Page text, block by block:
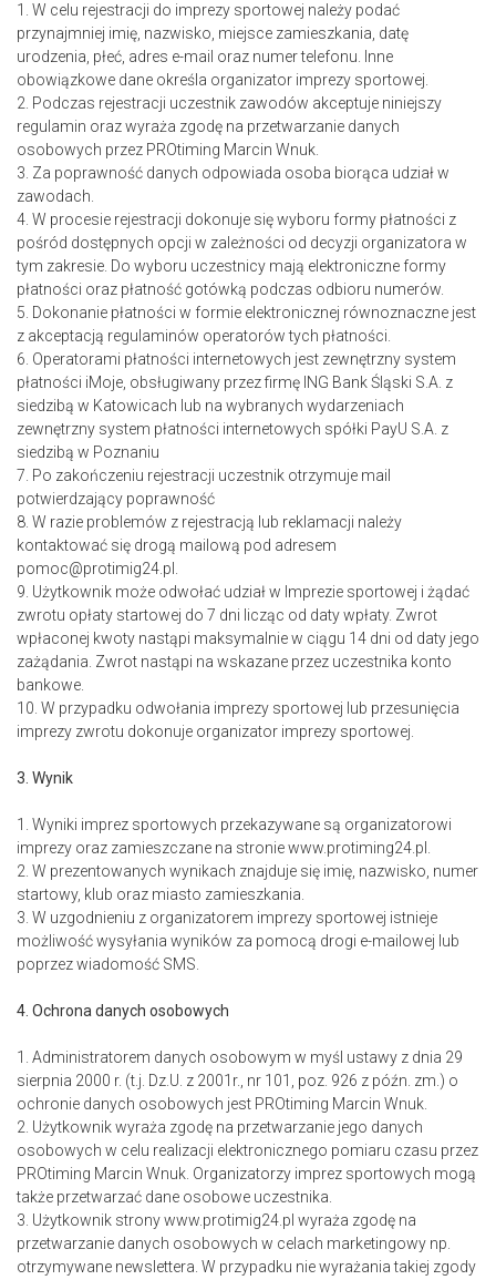
1. W celu rejestracji do imprezy sportowej należy podać
przynajmniej imię, nazwisko, miejsce zamieszkania, datę
urodzenia, płeć, adres e-mail oraz numer telefonu. Inne
obowiązkowe dane określa organizator imprezy sportowej.
2. Podczas rejestracji uczestnik zawodów akceptuje niniejszy
regulamin oraz wyraża zgodę na przetwarzanie danych
osobowych przez PROtiming Marcin Wnuk.
3. Za poprawność danych odpowiada osoba biorąca udział w
zawodach.
4. W procesie rejestracji dokonuje się wyboru formy płatności z
pośród dostępnych opcji w zależności od decyzji organizatora w
tym zakresie. Do wyboru uczestnicy mają elektroniczne formy
płatności oraz płatność gotówką podczas odbioru numerów.
5. Dokonanie płatności w formie elektronicznej równoznaczne jest
z akceptacją regulaminów operatorów tych płatności.
6. Operatorami płatności internetowych jest zewnętrzny system
płatności iMoje, obsługiwany przez firmę ING Bank Śląski S.A. z
siedzibą w Katowicach lub na wybranych wydarzeniach
zewnętrzny system płatności internetowych spółki PayU S.A. z
siedzibą w Poznaniu
7. Po zakończeniu rejestracji uczestnik otrzymuje mail
potwierdzający poprawność
8. W razie problemów z rejestracją lub reklamacji należy
kontaktować się drogą mailową pod adresem
pomoc@protimig24.pl.
9. Użytkownik może odwołać udział w Imprezie sportowej i żądać
zwrotu opłaty startowej do 7 dni licząc od daty wpłaty. Zwrot
wpłaconej kwoty nastąpi maksymalnie w ciągu 14 dni od daty jego
zażądania. Zwrot nastąpi na wskazane przez uczestnika konto
bankowe.
10. W przypadku odwołania imprezy sportowej lub przesunięcia
imprezy zwrotu dokonuje organizator imprezy sportowej.
3. Wynik
1. Wyniki imprez sportowych przekazywane są organizatorowi
imprezy oraz zamieszczane na stronie www.protiming24.pl.
2. W prezentowanych wynikach znajduje się imię, nazwisko, numer
startowy, klub oraz miasto zamieszkania.
3. W uzgodnieniu z organizatorem imprezy sportowej istnieje
możliwość wysyłania wyników za pomocą drogi e-mailowej lub
poprzez wiadomość SMS.
4. Ochrona danych osobowych
1. Administratorem danych osobowym w myśl ustawy z dnia 29
sierpnia 2000 r. (t.j. Dz.U. z 2001r., nr 101, poz. 926 z późn. zm.) o
ochronie danych osobowych jest PROtiming Marcin Wnuk.
2. Użytkownik wyraża zgodę na przetwarzanie jego danych
osobowych w celu realizacji elektronicznego pomiaru czasu przez
PROtiming Marcin Wnuk. Organizatorzy imprez sportowych mogą
także przetwarzać dane osobowe uczestnika.
3. Użytkownik strony www.protimig24.pl wyraża zgodę na
przetwarzanie danych osobowych w celach marketingowy np.
otrzymywane newslettera. W przypadku nie wyrażania takiej zgody